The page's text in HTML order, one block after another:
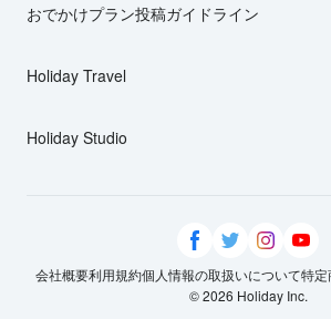
おでかけプラン投稿ガイドライン
Holiday Travel
Holiday Studio
会社概要利用規約個人情報の取扱いについて特定
© 2026 Holiday Inc.